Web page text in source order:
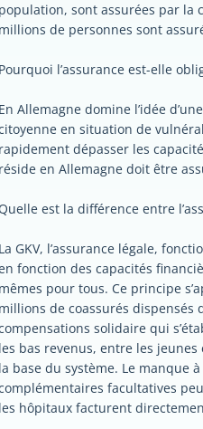
population, sont assurées par la
millions de personnes sont
Pourquoi l’assurance est-elle
En Allemagne domine l’idée
en situation de
rapidement dépasser les
réside en Allemagne doit être
Quelle est la différence entre
La GKV, l’assurance légale,
fonction des capacités
mêmes pour tous. Ce principe
millions de coassurés dispensés
solidaire qui
les bas revenus, entre les
la base du système. Le manque
facultatives
les hôpitaux facturent